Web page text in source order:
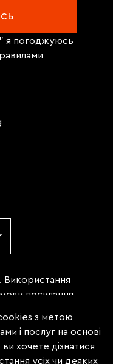
я погоджуюсь
посилання
третього
міститься
з метою
і послуг на основі
хочете дізнатися
усіх чи деяких